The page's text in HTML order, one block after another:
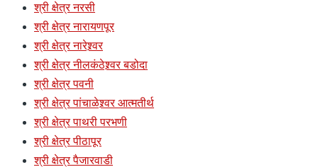
श्री क्षेत्र नरसी
श्री क्षेत्र नारायणपूर
श्री क्षेत्र नारेश्र्वर
श्री क्षेत्र नीलकंठेश्र्वर बडोदा
श्री क्षेत्र पवनी
श्री क्षेत्र पांचाळेश्र्वर आत्मतीर्थ
श्री क्षेत्र पाथरी परभणी
श्री क्षेत्र पीठापूर
श्री क्षेत्र पैजारवाडी